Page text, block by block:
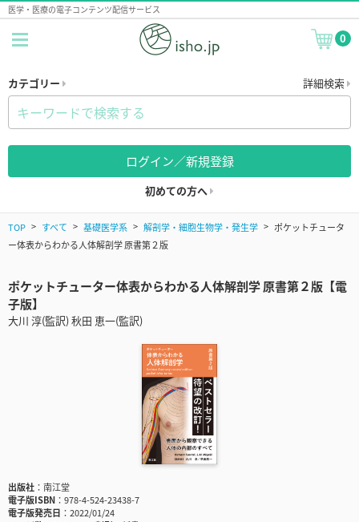
医学・医療の電子コンテンツ配信サービス
0
カテゴリー 詳細検索
ログイン／新規登録
初めての方へ
TOP すべて 基礎医学系 解剖学・細胞生物学・発生学
ポケットチュータ
ー体表からわかる人体解剖学 原書第２版
ポケットチューター体表からわかる人体解剖学 原書第２版【電
子版】
大川 淳(監訳) 秋田 恵一(監訳)
出版社
南江堂
電子版ISBN
978-4-524-23438-7
電子版発売日
2022/01/24